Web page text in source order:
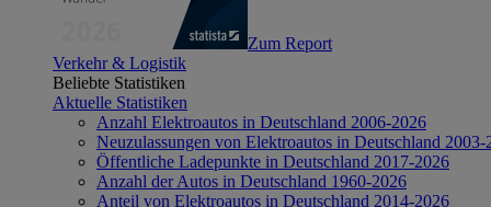
Zum Report
Verkehr & Logistik
Beliebte Statistiken
Aktuelle Statistiken
Anzahl Elektroautos in Deutschland 2006-2026
Neuzulassungen von Elektroautos in Deutschland 2003-
Öffentliche Ladepunkte in Deutschland 2017-2026
Anzahl der Autos in Deutschland 1960-2026
Anteil von Elektroautos in Deutschland 2014-2026